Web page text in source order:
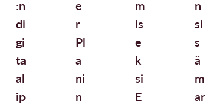
:n
di
gi
ta
al
ip
e
r
Pl
a
ni
n
m
is
e
k
si
E
n
si
s
ä
m
ar